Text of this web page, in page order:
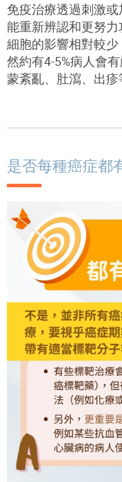
免疫治療透過刺激
能重新辨認和更努
細胞的影響相對較
然約有4-5%病人會
蒙紊亂、肚瀉、出疹
是否每種癌症都